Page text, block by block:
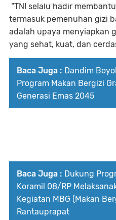
“TNI selalu hadir
termasuk pemenuhan gizi
adalah upaya menyiapkan
yang sehat, kuat, dan
Baca Juga : Dandim
Program Makan Bergizi
Generasi Emas 2045
Baca Juga : Dukung
Koramil 08/RP
Kegiatan MBG (Makan
Rantauprapat